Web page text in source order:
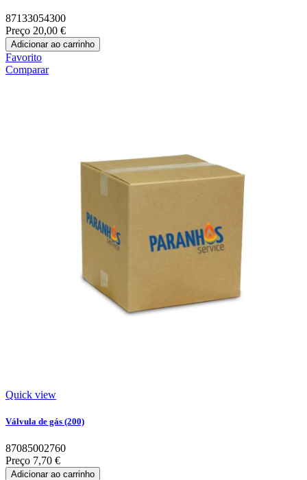
87133054300
Preço 20,00 €
Adicionar ao carrinho
Favorito
Comparar
Quick view
Válvula de gás (200)
87085002760
Preço 7,70 €
Adicionar ao carrinho